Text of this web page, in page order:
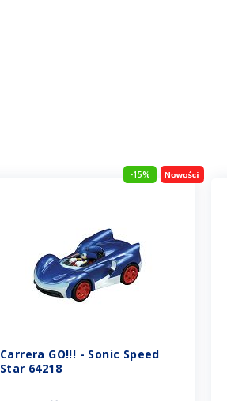
-15%
Carrera GO!!! - Sonic Speed
Star 64218